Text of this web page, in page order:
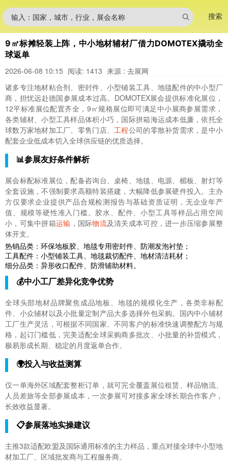
输入：国家，城市，行业，展会名称 搜索
9㎡标摊轻装上阵，中小地材辅材厂借力DOMOTEX撬动全
球返单
2026-06-08 10:15 阅读: 1413 来源 : 去展网
诸多专注地材粘合剂、密封件、小型铺装工具、地毯配件的中小型厂
商，担忧远赴德国参展成本过高。DOMOTEX展会提供标准化展位，
12平标准展位配置齐全，9㎡规格展位即可满足中小展商参展需求，
各类辅材、小型工具样品体积小巧，国际拼箱海运成本低廉，依托全
球数万家地材加工厂、零售门店、工程公司的零散补货需求，是中小
配套企业低成本切入全球供应链的优质选择。
📊参展友好条件解析
展会标配标准展位，配备咨询台、桌椅、地毯、电源、楣板、射灯等
全套设施，不强制要求高额特装搭建，大幅降低参展硬件投入。主办
方仅要求企业提供产品合规检测报告与基础资质证明，无企业年产
值、规模等硬性准入门槛。胶水、配件、小型工具等样品占用空间
小，可集中拼箱运输 ，国际物流及清关成本可控，进一步压缩参展整
体开支。
热销品类：环保地板胶、地毯专用密封件、防潮发泡衬垫；
工具配件：小型铺装工具、地毯裁切配件、地材清洁耗材；
细分品类：异形收口配件、防滑辅助材料。
💰中小工厂差异化竞争优势
全球头部地材品牌聚焦成品地板、地毯的规模化生产，各类非标配
件、小众辅材以及小批量定制产品大多选择外包采购。国内中小辅材
工厂生产灵活，可根据不同国家、不同客户的标准快速调整配方与规
格，起订门槛低，完美适配全球采购商多批次、小批量的补货模式，
极易形成长期、稳定的月度返单合作。
🌍投入与收益测算
仅一单海外区域配套整柜订单，就可完全覆盖展位租赁、样品物流、
人员差旅等全部参展成本，一次参展可对接多家全球长期合作客户，
长效收益显著。
📋参展落地实操建议
主推3款适配欧盟及国际通用标准的主力样品，重点对接全球中小型地
材加工厂、区域批发商与工程服务商。